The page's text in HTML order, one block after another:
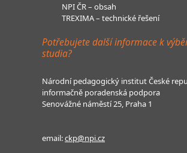
NPI ČR – obsah
TREXIMA – technické řešení
Potřebujete další informace k
studia?
Národní pedagogický institut České
informačně poradenská podpora
Senovážné náměstí 25, Praha 1
email:ckp@npi.cz